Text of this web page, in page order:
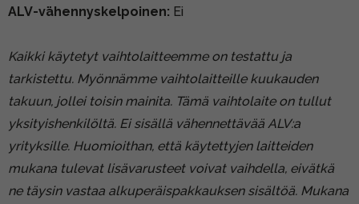
ALV-vähennyskelpoinen: Ei
Kaikki käytetyt vaihtolaitteemme on testattu ja
tarkistettu. Myönnämme vaihtolaitteille kuukauden
takuun, jollei toisin mainita. Tämä vaihtolaite on tullut
yksityishenkilöltä. Ei sisällä vähennettävää ALV:a
yrityksille. Huomioithan, että käytettyjen laitteiden
mukana tulevat lisävarusteet voivat vaihdella, eivätkä
ne täysin vastaa alkuperäispakkauksen sisältöä. Mukana